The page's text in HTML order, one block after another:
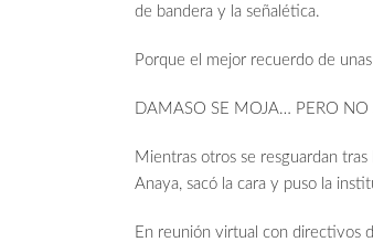
de bandera y la señalética.
Porque el mejor recuerdo de
DAMASO SE MOJA… PERO NO
Mientras otros se resguardan
Anaya, sacó la cara y puso la
En reunión virtual con directivos